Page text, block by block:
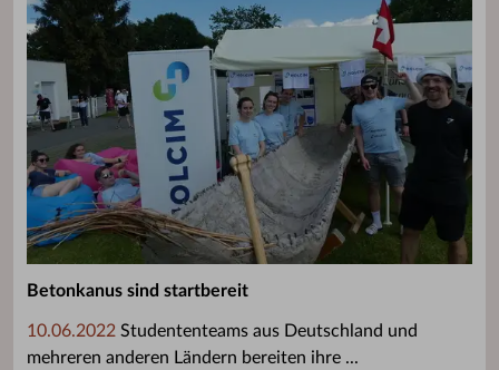
Betonkanus sind startbereit
10.06.2022 Studententeams aus Deutschland und
mehreren anderen Ländern bereiten ihre ...